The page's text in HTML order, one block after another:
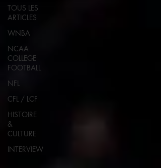
TOUS LES
ARTICLES
WNBA
NCAA
COLLEGE
FOOTBALL
NFL
CFL / LCF
HISTOIRE
&
CULTURE
INTERVIEW